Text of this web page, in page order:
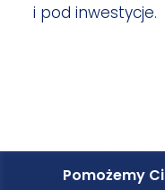
i pod inwestycje.
Pomożemy Ci